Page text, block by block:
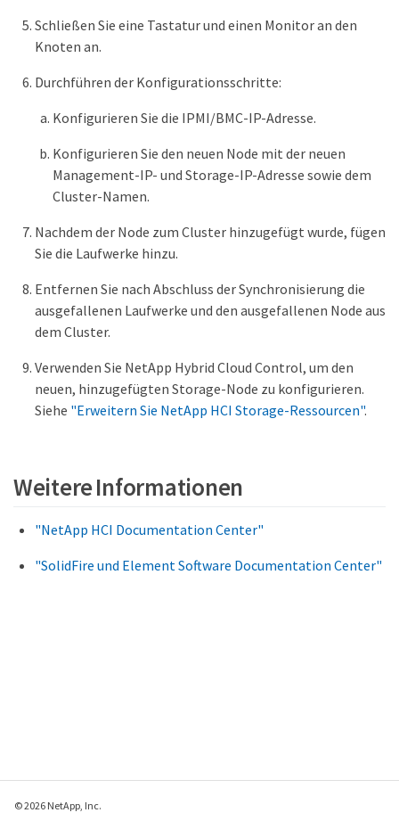
Schließen Sie eine Tastatur und einen Monitor an den
Knoten an.
Durchführen der Konfigurationsschritte:
Konfigurieren Sie die IPMI/BMC-IP-Adresse.
Konfigurieren Sie den neuen Node mit der neuen
Management-IP- und Storage-IP-Adresse sowie dem
Cluster-Namen.
Nachdem der Node zum Cluster hinzugefügt wurde, fügen
Sie die Laufwerke hinzu.
Entfernen Sie nach Abschluss der Synchronisierung die
ausgefallenen Laufwerke und den ausgefallenen Node aus
dem Cluster.
Verwenden Sie NetApp Hybrid Cloud Control, um den
neuen, hinzugefügten Storage-Node zu konfigurieren.
Siehe "Erweitern Sie NetApp HCI Storage-Ressourcen".
Weitere Informationen
"NetApp HCI Documentation Center"
"SolidFire und Element Software Documentation Center"
© 2026 NetApp, Inc.